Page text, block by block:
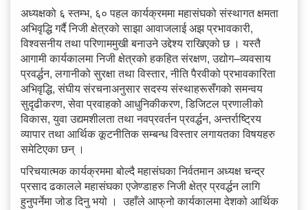
अध्यक्षको ६ स्तम्भ, ६० पहल कार्यक्रममा महासंघको संस्थागत क्षमता
अभिवृद्धि गर्दै निजी क्षेत्रको साझा आवाजलाई अझ प्रभावकारी,
विश्वसनीय तथा परिणाममुखी बनाउने उद्देश्य राखिएको छ । यस्तै
आगामी कार्यकालमा निजी क्षेत्रको हकहित संरक्षण, उद्योग–व्यवसाय
प्रवर्द्धन, लगानीको सुरक्षा तथा विस्तार, नीति पैरवीको प्रभावकारिता
अभिवृद्धि, संघीय संरचनाअनुसार सदस्य संस्थाहरूसँगको समन्वय
सुदृढीकरण, सेवा प्रवाहको आधुनिकीकरण, डिजिटल प्रणालीको
विकास, युवा उद्यमशीलता तथा नवप्रवर्तन प्रवर्द्धन, अन्तर्राष्ट्रिय
व्यापार तथा आर्थिक कूटनीतिक सम्बन्ध विस्तार लगायतका विषयहरु
समेटिएका छन् ।
परिचयात्मक कार्यक्रममा बोल्दै महासंघका निर्वतमान अध्यक्ष चन्द्र
प्रसाद ढकालले महासंघका एजेण्डाहरु निजी क्षेत्र प्रवर्द्धन लागि
हुनुपर्नेमा जोड दिनु भयो । उहाँले आफ्‌नो कार्यकालमा देशको आर्थिक